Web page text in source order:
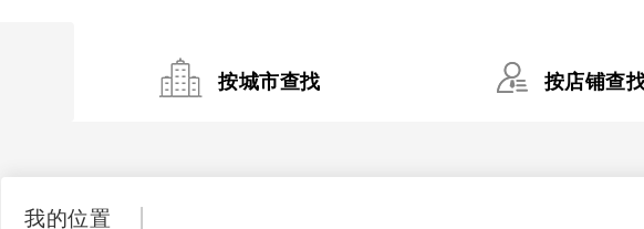
按城市查找 按店铺查
我的位置 |